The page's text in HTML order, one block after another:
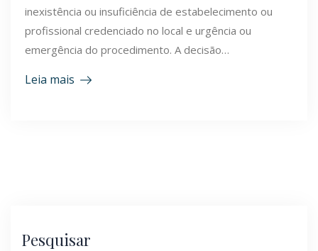
inexistência ou insuficiência de estabelecimento ou
profissional credenciado no local e urgência ou
emergência do procedimento. A decisão…
Leia mais
Pesquisar